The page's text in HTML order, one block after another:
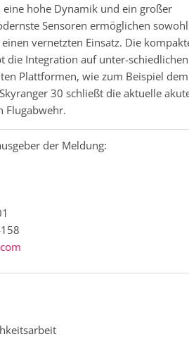
hohe Dynamik und ein großer
Sensoren ermöglichen sowohl
vernetzten Einsatz. Die
die Integration auf unter-schiedlichen
Plattformen, wie zum Beispiel dem
30 schließt die aktuelle
Flugabwehr.
der Meldung: